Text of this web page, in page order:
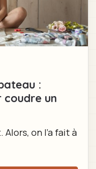
:
un
on l’a fait à